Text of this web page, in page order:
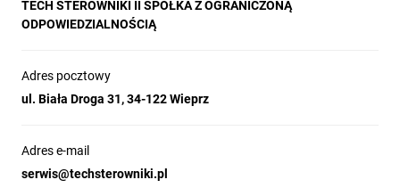
TECH STEROWNIKI II SPÓŁKA Z OGRANICZONĄ
ODPOWIEDZIALNOŚCIĄ
Adres pocztowy
ul. Biała Droga 31, 34-122 Wieprz
Adres e-mail
serwis@techsterowniki.pl